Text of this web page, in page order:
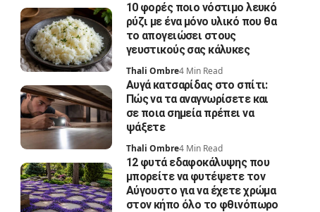
10 φορές ποιο νόστιμο λευκό
ρύζι με ένα μόνο υλικό που θα
το απογειώσει στους
γευστικούς σας κάλυκες
Thali Ombre4 Min Read
Αυγά κατσαρίδας στο σπίτι:
Πώς να τα αναγνωρίσετε και
σε ποια σημεία πρέπει να
ψάξετε
Thali Ombre4 Min Read
12 φυτά εδαφοκάλυψης που
μπορείτε να φυτέψετε τον
Αύγουστο για να έχετε χρώμα
στον κήπο όλο το φθινόπωρο